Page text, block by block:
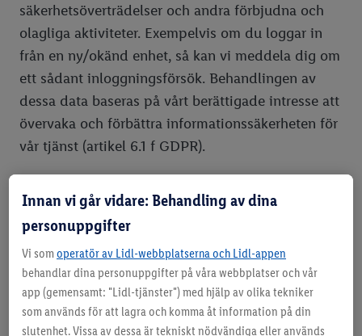
säkerhetsöverträdelser och andra förbjudna och
olagliga aktiviteter. Exempelvis om du loggar in
från en ny/okänd enhet, så kan vi meddela dig om
ett sådant inloggningsförsök. Behandlingen av
dessa data baseras på vårt berättigade intresse att
övervaka och förbättra informationssäkerheten för
vår tjänst (artikel 6.1 f GDPR).
Syfte för dataöversikt och hantering
i portalen
SSO ger dig en tvärgående portalidentitet som
känns igen och verifieras av de anslutna
måltjänsterna. På det viset kan dina basdata och
Innan vi går vidare: Behandling av dina
personuppgifter
Vi som operatör av Lidl-webbplatserna och Lidl-appen
behandlar dina personuppgifter på våra webbplatser och vår
app (gemensamt: "Lidl-tjänster") med hjälp av olika tekniker
som används för att lagra och komma åt information på din
slutenhet. Vissa av dessa är tekniskt nödvändiga eller används